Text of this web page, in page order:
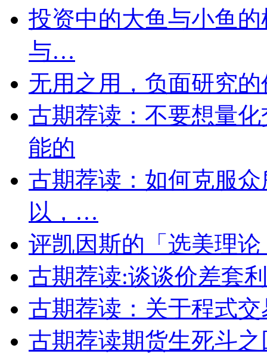
投资中的大鱼与小鱼
与…
无用之用，负面研究的
古期荐读：不要想量
能的
古期荐读：如何克服
以，…
评凯因斯的「选美理论
古期荐读:谈谈价差套
古期荐读：关于程式
古期荐读期货生死斗